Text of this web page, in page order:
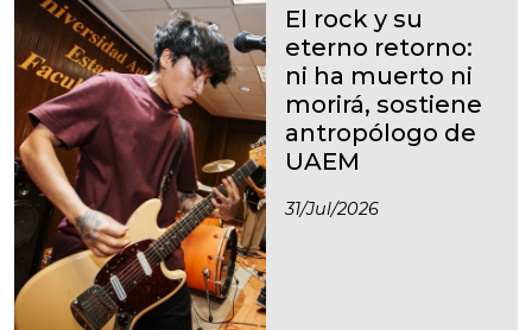
El rock y su
eterno retorno:
ni ha muerto ni
morirá, sostiene
antropólogo de
UAEM
31/jul/2026